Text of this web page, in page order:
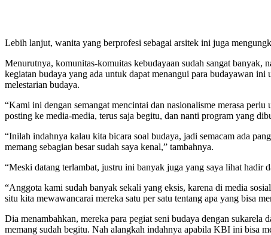
Lebih lanjut, wanita yang berprofesi sebagai arsitek ini juga
Menurutnya, komunitas-komuitas kebudayaan sudah sangat
kegiatan budaya yang ada untuk dapat menangui para budayawan
melestarian budaya.
“Kami ini dengan semangat mencintai dan nasionalisme merasa
posting ke media-media, terus saja begitu, dan nanti program yang
“Inilah indahnya kalau kita bicara soal budaya, jadi semacam ada
memang sebagian besar sudah saya kenal,” tambahnya.
“Meski datang terlambat, justru ini banyak juga yang saya lihat hadir
“Anggota kami sudah banyak sekali yang eksis, karena di media
situ kita mewawancarai mereka satu per satu tentang apa yang bisa
Dia menambahkan, mereka para pegiat seni budaya dengan sukarela
memang sudah begitu. Nah alangkah indahnya apabila KBI ini bisa